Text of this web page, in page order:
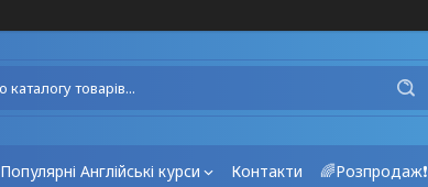
Популярні Англійські курси Контакти 🌈Розпродаж❗